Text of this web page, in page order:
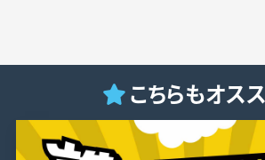
こちらもオスス